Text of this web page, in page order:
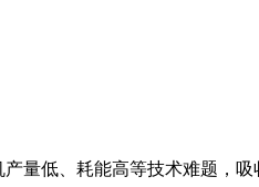
量低、耗能高等技术难题，